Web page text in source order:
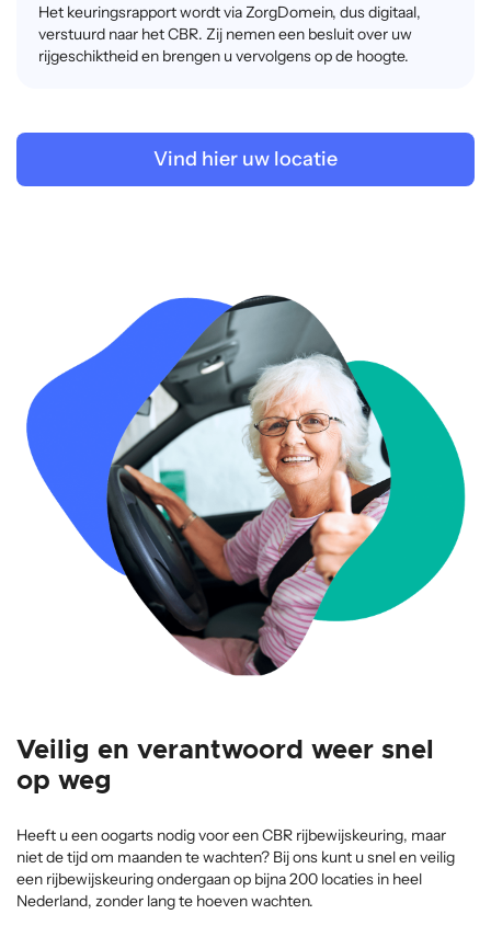
Het keuringsrapport wordt via ZorgDomein, dus digitaal,
verstuurd naar het CBR. Zij nemen een besluit over uw
rijgeschiktheid en brengen u vervolgens op de hoogte.
Vind hier uw locatie
Veilig en verantwoord weer snel
op weg
Heeft u een oogarts nodig voor een CBR rijbewijskeuring, maar
niet de tijd om maanden te wachten? Bij ons kunt u snel en veilig
een rijbewijskeuring ondergaan op bijna 200 locaties in heel
Nederland, zonder lang te hoeven wachten.